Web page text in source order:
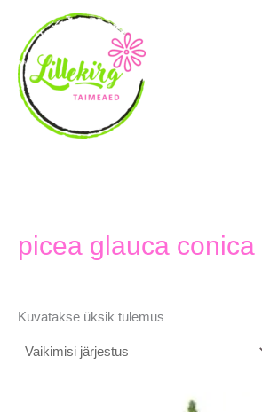
content
picea glauca
Kuvatakse üksik tulemus